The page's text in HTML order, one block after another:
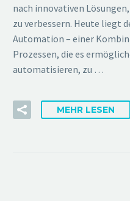
nach innovativen
zu verbessern. Heute liegt
Automation – einer
Prozessen, die es
automatisieren, zu …
MEHR LESEN